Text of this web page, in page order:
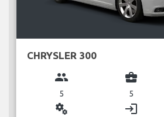
CHRYSLER 300
group
5
business_center
5
miscellaneous_services login